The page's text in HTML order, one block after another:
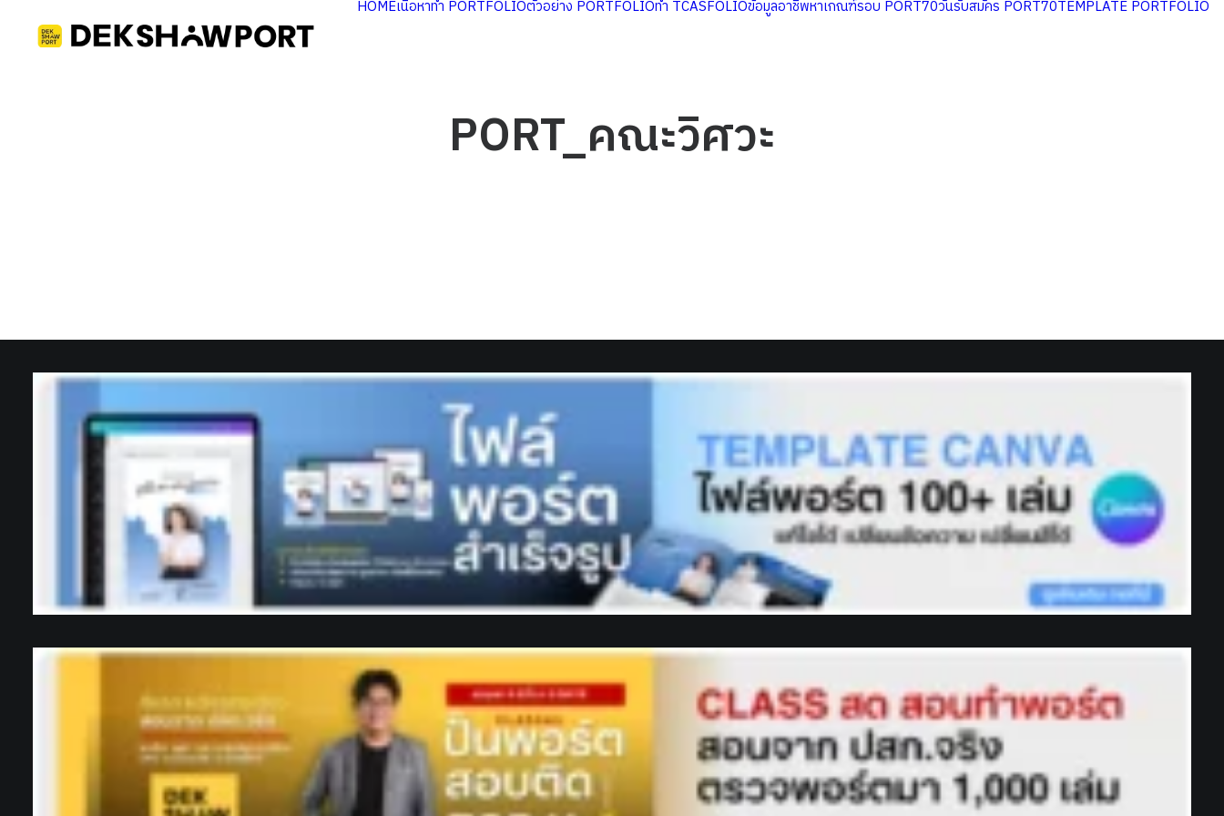
HOMEเนื้อหาทำ PORTFOLIOตัวอย่าง PORTFOLIOทำ TCASFOLIOข้อมูลอาชีพหาเกณฑ์รอบ PORT70วันรับสมัคร PORT70TEMPLATE PORTFOLIO
PORT_คณะวิศวะ